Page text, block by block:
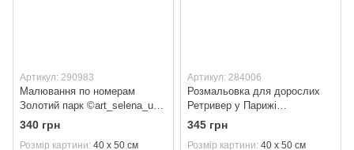
Артикул: 290983
Малювання по номерам
Золотий парк ©art_selena_ua
(KH3656) Ідейка 40 х 50 см
340 грн
Розмір картини 40 х 50 см
Артикул: 284006
Розмальовка для дорослих
Ретривер у Парижі
©art_selena_ua (KH6627)
Ідейка 40 х 50 см
345 грн
Розмір картини 40 х 50 см